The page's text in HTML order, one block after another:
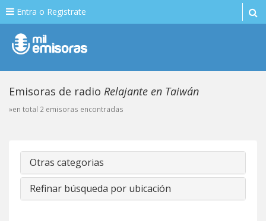
Entra o Registrate
Emisoras de radio Relajante en Taiwán
»en total 2 emisoras encontradas
Otras categorias
Refinar búsqueda por ubicación